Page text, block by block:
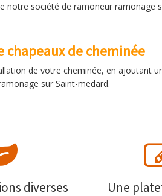
notre société de ramoneur ramonage
chapeaux de cheminée
de votre cheminée, en ajoutant
sur Saint-medard.
diverses
Une